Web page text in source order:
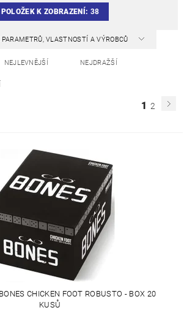
POLOŽEK K ZOBRAZENÍ: 38
PARAMETRŮ, VLASTNOSTÍ A VÝROBCŮ
NEJLEVNĚJŠÍ NEJDRAŽŠÍ
1 2
CHICKEN FOOT ROBUSTO - BOX 20
KUSŮ